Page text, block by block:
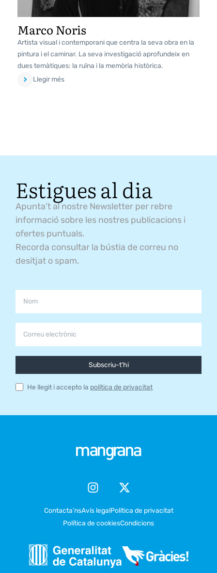
Marco Noris
Artista visual i contemporani que centra la seva obra en la
pintura i el caminar. La seva investigació aprofundeix en
dues temàtiques: la ruïna i la memòria històrica.
Llegir més
Estigues al dia
Apunta’t al nostre Newsletter per rebre
informació sobre les nostres publicacions i
ofertes puntuals.
Recorda consultar la bústia de correu no
desitjat o spam.
Subscriu-t'hi
He llegit i accepto la política de privacitat
Contacta’nsAvís legalPolítica de privacitat
Política de cookiesCondicions